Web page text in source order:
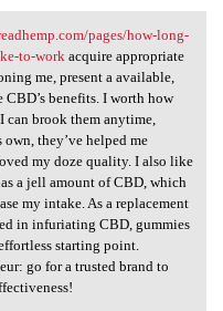
pages/how-long-
to-work acquire appropriate
me, present a available,
CBD’s benefits. I worth how
can brook them anytime,
own, they’ve helped me
my doze quality. I also like
a jell amount of CBD, which
my intake. As a replacement
in infuriating CBD, gummies
starting point.
go for a trusted brand to